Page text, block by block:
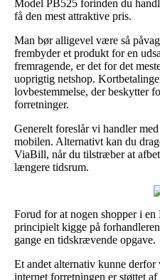
Model PB525 forinden du
få den mest attraktive pris.
Man bør alligevel være så
frembyder et produkt for en
fremragende, er det for det
uoprigtig netshop.
lovbestemmelse, der beskytter
forretninger.
Generelt foreslår vi handler
mobilen. Alternativt kan du
ViaBill, når du tilstræber at
længere tidsrum.
Forud for at nogen shopper i
principielt kigge på
gange en tidskrævende opgave.
Et andet alternativ kunne
internet forretningen er støttet